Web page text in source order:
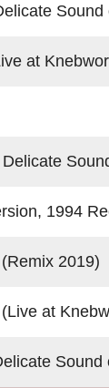
Sound
Sound
1994
2019)
at
Sound of